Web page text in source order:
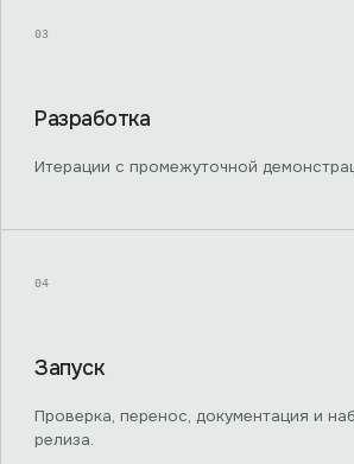
03
Разработка
Итерации с промежуточной
04
Запуск
Проверка, перенос, документация и
релиза.